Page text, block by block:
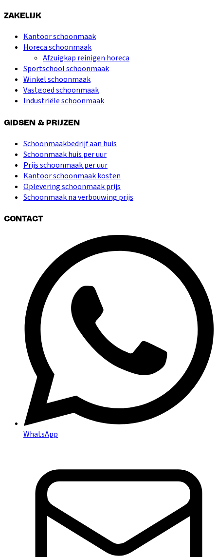
ZAKELIJK
Kantoor schoonmaak
Horeca schoonmaak
Afzuigkap reinigen horeca
Sportschool schoonmaak
Winkel schoonmaak
Vastgoed schoonmaak
Industriële schoonmaak
GIDSEN & PRIJZEN
Schoonmaakbedrijf aan huis
Schoonmaak huis per uur
Prijs schoonmaak per uur
Kantoor schoonmaak kosten
Oplevering schoonmaak prijs
Schoonmaak na verbouwing prijs
CONTACT
WhatsApp